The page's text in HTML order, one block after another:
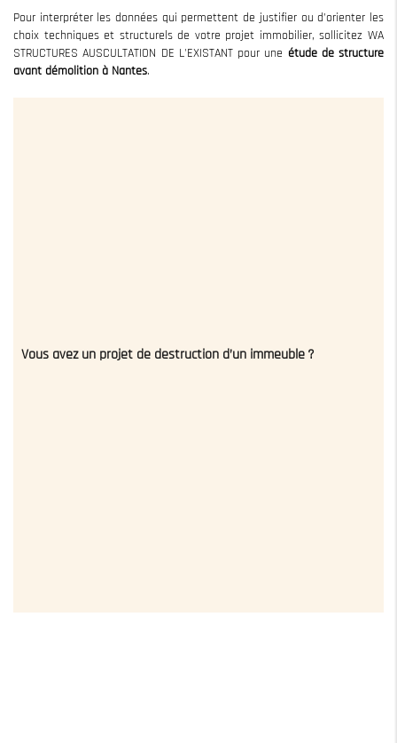
Pour interpréter les données qui permettent de justifier ou d’orienter les
choix techniques et structurels de votre projet immobilier, sollicitez WA
STRUCTURES AUSCULTATION DE L'EXISTANT pour une étude de structure
avant démolition à Nantes.
Vous avez un projet de destruction d’un immeuble ?